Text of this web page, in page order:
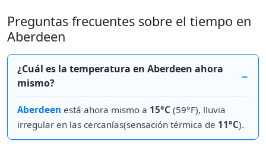
Preguntas frecuentes sobre el tiempo en
Aberdeen
¿Cuál es la temperatura en Aberdeen ahora
mismo?
Aberdeen está ahora mismo a 15°C (59°F), lluvia
irregular en las cercanías(sensación térmica de 11°C).